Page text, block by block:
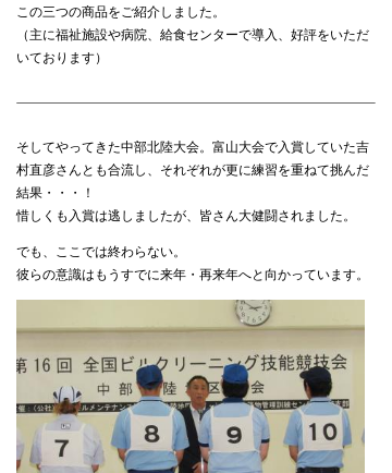
この三つの商品をご紹介しました。
（主に福祉施設や病院、給食センターで導入、好評をいただ
いております）
そしてやってきた中部北陸大会。富山大会で入賞していた吉
村直彦さんとも合流し、それぞれが更に練習を重ねて挑んだ
結果・・・！
惜しくも入賞は逃しましたが、皆さん大健闘されました。
でも、ここでは終わらない。
彼らの意識はもうすでに来年・再来年へと向かっています。